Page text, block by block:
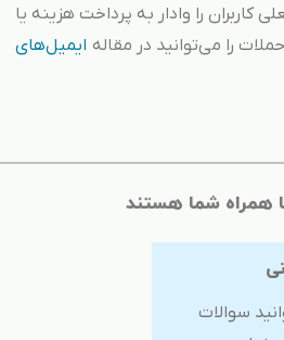
را وادار به پرداخت هزینه یا
را می‌توانید در مقاله ایمیل‌های
همراه شما هستند
سوالات